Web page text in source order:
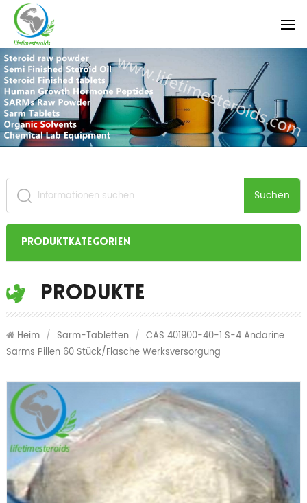
Suchen
Produktkategorien
Produkte
Heim / Sarm-Tabletten / CAS 401900-40-1 S-4 Andarine
Sarms Pillen 60 Stück/Flasche Werksversorgung